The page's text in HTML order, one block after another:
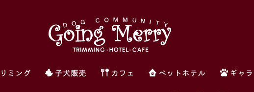
ミング 子犬販売 カフェ ペットホテル ギャ